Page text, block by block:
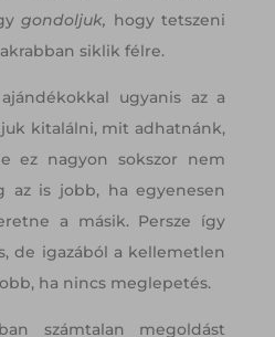
gondoljuk, hogy tetszeni
siklik félre.
ugyanis az a
kitalálni, mit adhatnánk,
ez nagyon sokszor nem
az is jobb, ha egyenesen
a másik. Persze így
de igazából a kellemetlen
ha nincs meglepetés.
számtalan megoldást